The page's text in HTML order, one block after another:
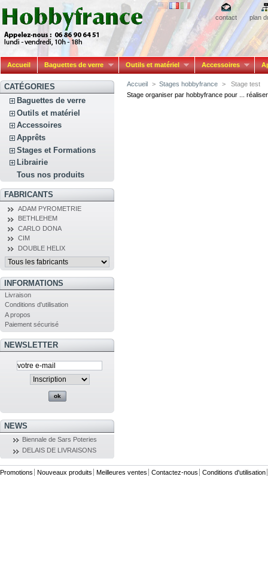
contact plan
Accueil Baguettes de verre Outils et matériel Accessoires
CATÉGORIES
Baguettes de verre
Outils et matériel
Accessoires
Apprêts
Stages et Formations
Librairie
Tous nos produits
FABRICANTS
ADAM PYROMETRIE
BETHLEHEM
CARLO DONA
CIM
DOUBLE HELIX
INFORMATIONS
Livraison
Conditions d'utilisation
A propos
Paiement sécurisé
NEWSLETTER
NEWS
Biennale de Sars Poteries
DELAIS DE LIVRAISONS
Accueil > Stages hobbyfrance >
Stage test
Stage organiser par hobbyfrance pour ...
Promotions Nouveaux produits Meilleures ventes Contactez-nous Conditions d'utilisation